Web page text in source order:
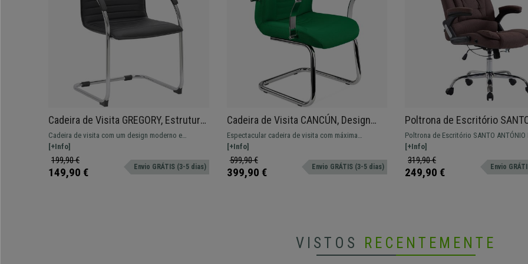
Cadeira de Visita GREGORY, Estrutura
Metálica Cromada, em Pele Cor Preto
Cadeira de visita com um design moderno e
simples. Muito cómoda. Fabricada com materiais de
grande qualidade.
[+Info]
199,90 €
149,90 € Envio GRÁTIS (3-5 dias)
Cadeira de Visita CANCÚN, Design
Elegante, Estructura Metálica, Em
Pano, Cor Verde
Espectacular cadeira de visita com máxima
qualidade. Design elegante e confortável ao melhor
preço.
[+Info]
599,90 €
399,90 € Envio GRÁTIS (3-5 dias)
Poltrona de Escritório
ANTÓNIO PANO, Bom
Resistente até 150 kg, Em
Poltrona de Escritório SANTO ANTÓNIO
Muito resistente, com bom acolchoado
tecido.
[+Info]
319,90 €
249,90 € Envio
VISTOS RECENTEMENTE